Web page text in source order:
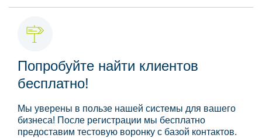
Попробуйте найти клиентов
бесплатно!
Мы уверены в пользе нашей системы для вашего
бизнеса! После регистрации мы бесплатно
предоставим тестовую воронку с базой контактов.